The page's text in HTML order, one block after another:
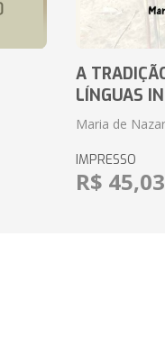
A
LÍNGUAS
Maria de
IMPRESSO
R$ 45,03